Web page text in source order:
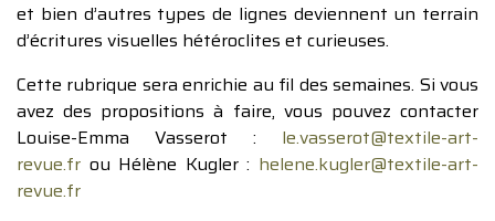
et bien d’autres types de lignes deviennent un terrain
d’écritures visuelles hétéroclites et curieuses.
Cette rubrique sera enrichie au fil des semaines. Si vous
avez des propositions à faire, vous pouvez contacter
Louise-Emma Vasserot : le.vasserot@textile-art-
revue.fr ou Hélène Kugler : helene.kugler@textile-art-
revue.fr